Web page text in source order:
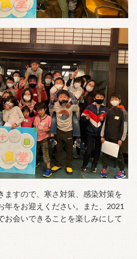
ますので、寒さ対策、感染対策を
年をお迎えください。また、2021
お会いできることを楽しみにして